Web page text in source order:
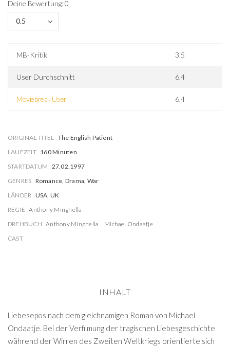
Deine Bewertung: 0
0.5
MB-Kritik 3.5
User Durchschnitt 6.4
Moviebreak User 6.4
ORIGINAL TITEL
The English Patient
LAUFZEIT 160 Minuten
STARTDATUM 27.02.1997
GENRES Romance, Drama, War
LÄNDER USA, UK
REGIE Anthony Minghella
DREHBUCH Anthony Minghella
Michael Ondaatje
CAST
INHALT
Liebesepos nach dem gleichnamigen Roman von Michael
Ondaatje. Bei der Verfilmung der tragischen Liebesgeschichte
während der Wirren des Zweiten Weltkriegs orientierte sich